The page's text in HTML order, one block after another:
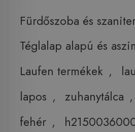
Fürdőszoba és
Téglalap alapú és
Laufen termékek ,
lapos , zuhanytálca ,
fehér ,